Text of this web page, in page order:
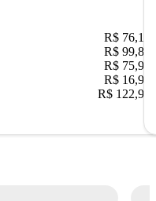
R$ 76,10
R$ 99,89
R$ 75,90
R$ 16,90
R$ 122,90